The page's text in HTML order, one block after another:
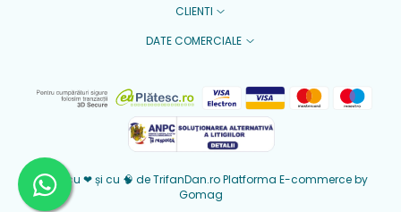
CLIENTI
DATE COMERCIALE
Creat cu ❤ și cu 🧠 de TrifanDan.roPlatforma E-commerce by
Gomag